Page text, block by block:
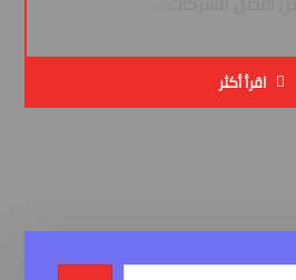
اقرأ أكثر